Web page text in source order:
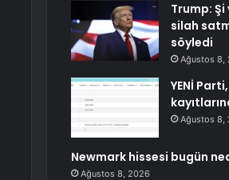
Trump: Şi
silah
söyledi
Ağustos 8,
YENİ
Ağustos 8,
Newmark hissesi bugün
Ağustos 8, 2026